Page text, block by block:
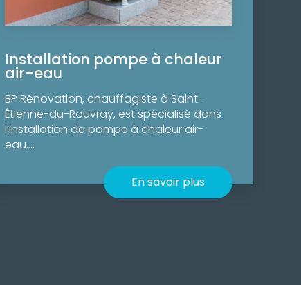
Installation pompe à chaleur
air-eau
BP Rénovation, chauffagiste à Saint-
Étienne-du-Rouvray, est spécialisé dans
l’installation de pompe à chaleur air-
eau....
En savoir plus